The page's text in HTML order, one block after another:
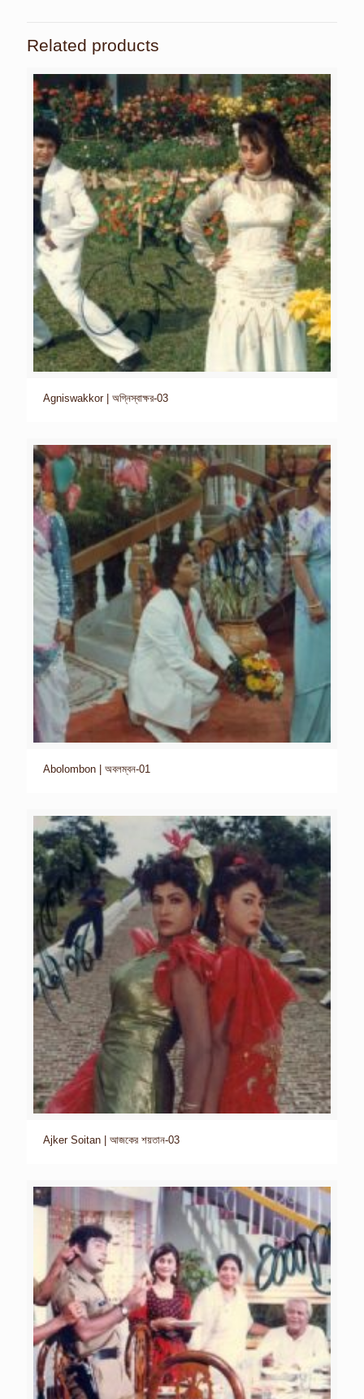
Related products
Agniswakkor | অগ্নিস্বাক্ষর-03
Abolombon | অবলম্বন-01
Ajker Soitan | আজকের শয়তান-03